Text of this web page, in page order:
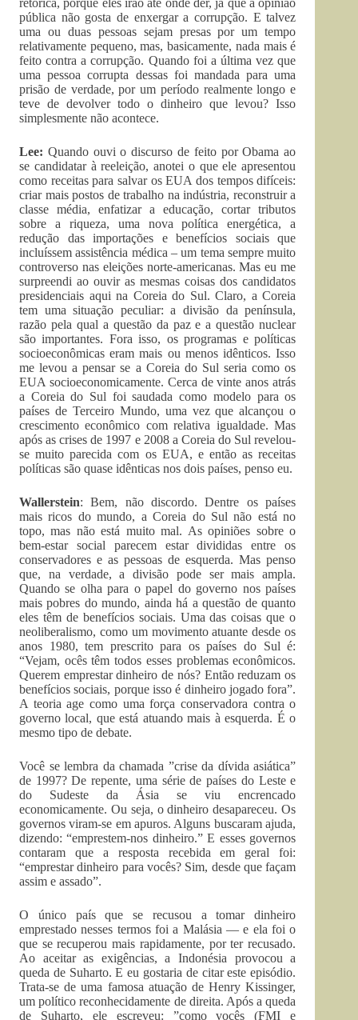
retórica, porque eles irão até onde der, já que a opinião
pública não gosta de enxergar a corrupção. E talvez
uma ou duas pessoas sejam presas por um tempo
relativamente pequeno, mas, basicamente, nada mais é
feito contra a corrupção. Quando foi a última vez que
uma pessoa corrupta dessas foi mandada para uma
prisão de verdade, por um período realmente longo e
teve de devolver todo o dinheiro que levou? Isso
simplesmente não acontece.
Lee: Quando ouvi o discurso de feito por Obama ao
se candidatar à reeleição, anotei o que ele apresentou
como receitas para salvar os EUA dos tempos difíceis:
criar mais postos de trabalho na indústria, reconstruir a
classe média, enfatizar a educação, cortar tributos
sobre a riqueza, uma nova política energética, a
redução das importações e benefícios sociais que
incluíssem assistência médica – um tema sempre muito
controverso nas eleições norte-americanas. Mas eu me
surpreendi ao ouvir as mesmas coisas dos candidatos
presidenciais aqui na Coreia do Sul. Claro, a Coreia
tem uma situação peculiar: a divisão da península,
razão pela qual a questão da paz e a questão nuclear
são importantes. Fora isso, os programas e políticas
socioeconômicas eram mais ou menos idênticos. Isso
me levou a pensar se a Coreia do Sul seria como os
EUA socioeconomicamente. Cerca de vinte anos atrás
a Coreia do Sul foi saudada como modelo para os
países de Terceiro Mundo, uma vez que alcançou o
crescimento econômico com relativa igualdade. Mas
após as crises de 1997 e 2008 a Coreia do Sul revelou-
se muito parecida com os EUA, e então as receitas
políticas são quase idênticas nos dois países, penso eu.
Wallerstein: Bem, não discordo. Dentre os países
mais ricos do mundo, a Coreia do Sul não está no
topo, mas não está muito mal. As opiniões sobre o
bem-estar social parecem estar divididas entre os
conservadores e as pessoas de esquerda. Mas penso
que, na verdade, a divisão pode ser mais ampla.
Quando se olha para o papel do governo nos países
mais pobres do mundo, ainda há a questão de quanto
eles têm de benefícios sociais. Uma das coisas que o
neoliberalismo, como um movimento atuante desde os
anos 1980, tem prescrito para os países do Sul é:
“Vejam, ocês têm todos esses problemas econômicos.
Querem emprestar dinheiro de nós? Então reduzam os
benefícios sociais, porque isso é dinheiro jogado fora”.
A teoria age como uma força conservadora contra o
governo local, que está atuando mais à esquerda. É o
mesmo tipo de debate.
Você se lembra da chamada ”crise da dívida asiática”
de 1997? De repente, uma série de países do Leste e
do Sudeste da Ásia se viu encrencado
economicamente. Ou seja, o dinheiro desapareceu. Os
governos viram-se em apuros. Alguns buscaram ajuda,
dizendo: “emprestem-nos dinheiro.” E esses governos
contaram que a resposta recebida em geral foi:
“emprestar dinheiro para vocês? Sim, desde que façam
assim e assado”.
O único país que se recusou a tomar dinheiro
emprestado nesses termos foi a Malásia — e ela foi o
que se recuperou mais rapidamente, por ter recusado.
Ao aceitar as exigências, a Indonésia provocou a
queda de Suharto. E eu gostaria de citar este episódio.
Trata-se de uma famosa atuação de Henry Kissinger,
um político reconhecidamente de direita. Após a queda
de Suharto, ele escreveu: ”como vocês (FMI e